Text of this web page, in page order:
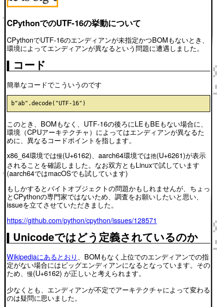
CPythonでのUTF-16の挙動について
CPythonでUTF-16のエンディアンが未指定かつBOMもないとき、
環境によってエンディアンが異なるという問題に遭遇しました。
コード
簡単なコードでこういうのです
このとき、BOMもなく、UTF-16の後ろにLEもBEもない場合に、
環境（CPUアーキテクチャ）によってはエンディアンが異なるた
めに、異なるコードポイントを指します。
x86_64環境では慢(U+6162)、aarch64環境では扡(U+6261)が表示
されることを確認しました。なお双方ともLinuxで試しています
(aarch64ではmacOSでも試しています)
もしかするとバイトオブジェクトの問題かもしれませんが、ちょっ
とCPythonの専門家ではないため、調査をお願いしたいと思い、
issueを立てさせていただきました。
https://github.com/python/cpython/issues/128571
Unicodeではどう定義されているのか
Wikipediaにあるとおり
、BOMもなく上位でのエンディアンでの指
定がない場合にはビッグエンディアンになるとなっています。その
ため、慢(U+6162) が正しいと考えられます。
少なくとも、エンディアンが不定でアーキテクチャによって変わる
のは疑問に思いました。